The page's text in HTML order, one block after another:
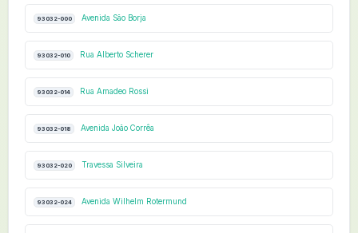
93032-000 Avenida São Borja
93032-010 Rua Alberto Scherer
93032-014 Rua Amadeo Rossi
93032-018 Avenida João Corrêa
93032-020 Travessa Silveira
93032-024 Avenida Wilhelm Rotermund